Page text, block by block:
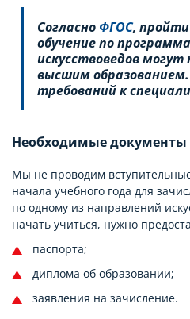
Согласно ФГОС,
обучение по
искусствоведов
высшим
требований к
Необходимые документы
Мы не проводим
начала учебного года для
по одному из направлений
начать учиться, нужно
паспорта;
диплома об образовании;
заявления на зачисление.